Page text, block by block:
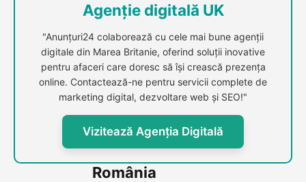
Agenție digitală UK
"Anunțuri24 colaborează cu cele mai bune agenții
digitale din Marea Britanie, oferind soluții inovative
pentru afaceri care doresc să își crească prezența
online. Contactează-ne pentru servicii complete de
marketing digital, dezvoltare web și SEO!"
Vizitează Agenția Digitală
România